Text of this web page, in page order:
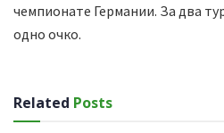
чемпионате Германии. За два
одно очко.
Related Posts